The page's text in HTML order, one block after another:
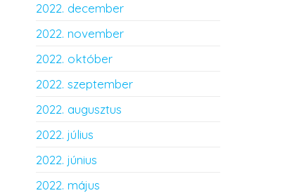
2022. december
2022. november
2022. október
2022. szeptember
2022. augusztus
2022. július
2022. június
2022. május